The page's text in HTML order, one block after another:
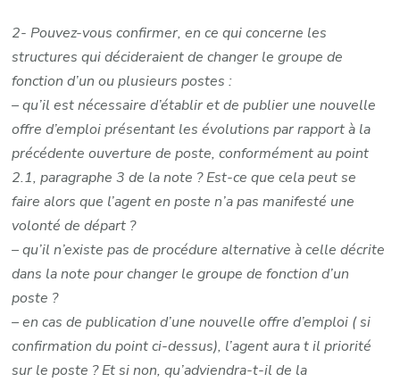
2- Pouvez-vous confirmer, en ce qui concerne les
structures qui décideraient de changer le groupe de
fonction d’un ou plusieurs postes :
– qu’il est nécessaire d’établir et de publier une nouvelle
offre d’emploi présentant les évolutions par rapport à la
précédente ouverture de poste, conformément au point
2.1, paragraphe 3 de la note ? Est-ce que cela peut se
faire alors que l’agent en poste n’a pas manifesté une
volonté de départ ?
– qu’il n’existe pas de procédure alternative à celle décrite
dans la note pour changer le groupe de fonction d’un
poste ?
– en cas de publication d’une nouvelle offre d’emploi ( si
confirmation du point ci-dessus), l’agent aura t il priorité
sur le poste ? Et si non, qu’adviendra-t-il de la